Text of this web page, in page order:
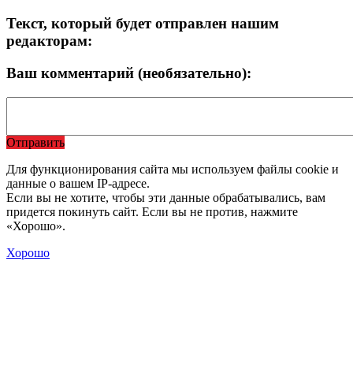
Текст, который будет отправлен нашим
редакторам:
Ваш комментарий (необязательно):
Отправить
Для функционирования сайта мы используем файлы cookie и
данные о вашем IP-адресе.
Если вы не хотите, чтобы эти данные обрабатывались, вам
придется покинуть сайт. Если вы не против, нажмите
«Хорошо».
Хорошо